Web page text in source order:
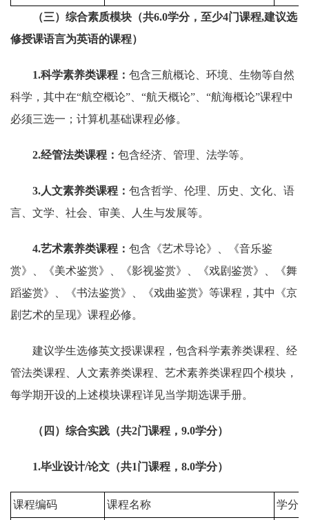
（三）综合素质模块（共6.0学分，至少4门课程,建议选
修授课语言为英语的课程）
1.科学素养类课程： 包含三航概论、环境、生物等自然
科学，其中在“航空概论”、“航天概论”、“航海概论”课程中
必须三选一；计算机基础课程必修。
2.经管法类课程： 包含经济、管理、法学等。
3.人文素养类课程： 包含哲学、伦理、历史、文化、语
言、文学、社会、审美、人生与发展等。
4.艺术素养类课程： 包含《艺术导论》、《音乐鉴
赏》、《美术鉴赏》、《影视鉴赏》、《戏剧鉴赏》、《舞
蹈鉴赏》、《书法鉴赏》、《戏曲鉴赏》等课程，其中《京
剧艺术的呈现》课程必修。
建议学生选修英文授课课程，包含科学素养类课程、经
管法类课程、人文素养类课程、艺术素养类课程四个模块，
每学期开设的上述模块课程详见当学期选课手册。
（四）综合实践（共2门课程，9.0学分）
1.毕业设计/论文（共1门课程，8.0学分）
课程编码 课程名称 学分